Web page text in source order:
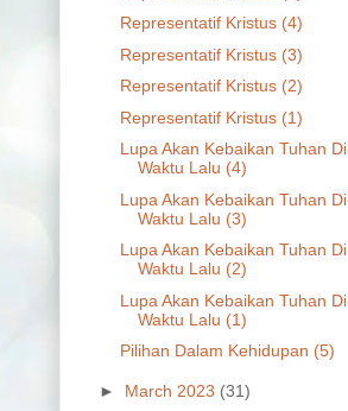
Representatif Kristus (4)
Representatif Kristus (3)
Representatif Kristus (2)
Representatif Kristus (1)
Lupa Akan Kebaikan Tuhan Di
Waktu Lalu (4)
Lupa Akan Kebaikan Tuhan Di
Waktu Lalu (3)
Lupa Akan Kebaikan Tuhan Di
Waktu Lalu (2)
Lupa Akan Kebaikan Tuhan Di
Waktu Lalu (1)
Pilihan Dalam Kehidupan (5)
► March 2023 (31)